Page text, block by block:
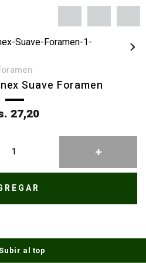
foramen
Suave Foramen
27,20
al top